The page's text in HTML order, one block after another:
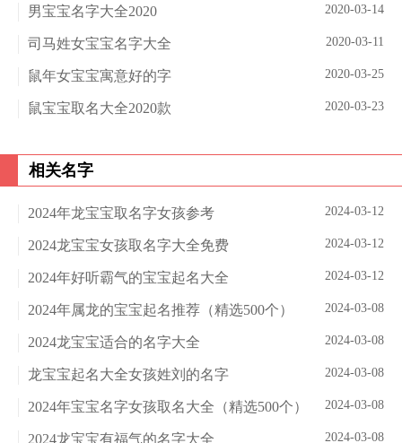
2020-03-14
男宝宝名字大全2020
2020-03-11
司马姓女宝宝名字大全
2020-03-25
鼠年女宝宝寓意好的字
2020-03-23
鼠宝宝取名大全2020款
相关名字
2024-03-12
2024年龙宝宝取名字女孩参考
2024-03-12
2024龙宝宝女孩取名字大全免费
2024-03-12
2024年好听霸气的宝宝起名大全
2024-03-08
2024年属龙的宝宝起名推荐（精选500个）
2024-03-08
2024龙宝宝适合的名字大全
2024-03-08
龙宝宝起名大全女孩姓刘的名字
2024-03-08
2024年宝宝名字女孩取名大全（精选500个）
2024-03-08
2024龙宝宝有福气的名字大全